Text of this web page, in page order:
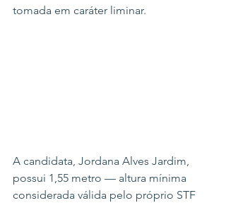
tomada em caráter liminar.
A candidata, Jordana Alves Jardim,
possui 1,55 metro — altura mínima
considerada válida pelo próprio STF